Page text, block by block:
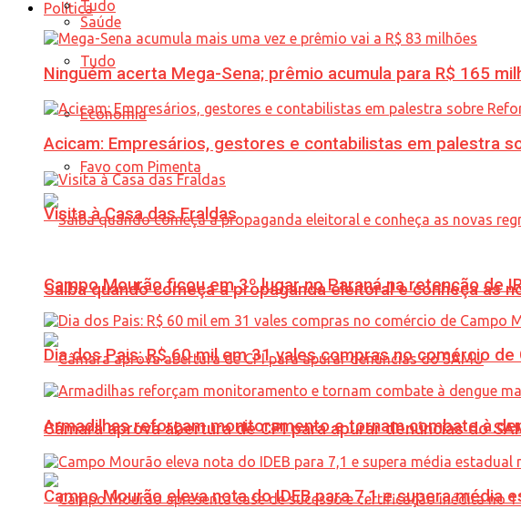
Política
Tudo
Economia
Favo com Pimenta
Saiba quando começa a propaganda eleitoral e conheça as
Câmara aprova abertura de CPI para apurar denúncias do
Tudo
Saúde
Ninguém acerta Mega-Sena; prêmio acumula para R$ 165
Acicam: Empresários, gestores e contabilistas em palestra
Visita à Casa das Fraldas
Campo Mourão ficou em 3º lugar no Paraná na retenção de
Dia dos Pais: R$ 60 mil em 31 vales compras no comércio de
Armadilhas reforçam monitoramento e tornam combate à
Campo Mourão eleva nota do IDEB para 7,1 e supera média